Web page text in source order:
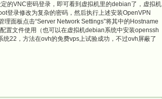
的VNC密码登录，即可看到虚拟机里的debian了，虚拟机
登录修改为复杂的密码，然后执行上述安装OpenVPN
面板点击“Server Network Settings”将其中的Hostname
置文件使用（也可以在虚拟机debian系统中安装openssh
22，方法在ovh的免费vps上试验成功，不过ovh屏蔽了